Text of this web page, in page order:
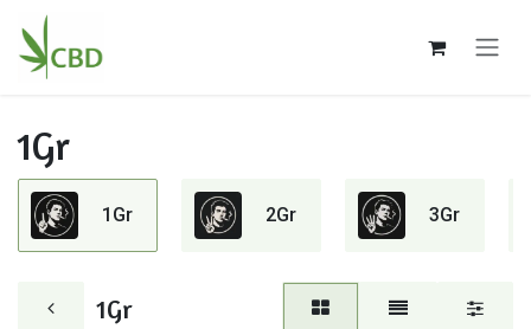
Ir al contenido
1Gr
1Gr 2Gr 3Gr
1Gr